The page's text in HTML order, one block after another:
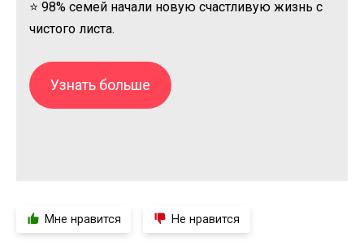
⭐ 98% семей начали новую счастливую жизнь с
чистого листа.
Узнать больше
Мне нравится Не нравится